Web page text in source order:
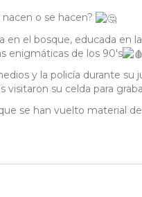
nacen o se hacen?
en el bosque, educada en
enigmáticas de los 90's
y la policía durante
visitaron su celda para
se han vuelto material